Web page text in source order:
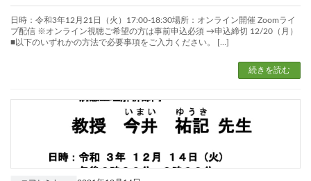
日時：令和3年12月21日（火）17:00-18:30場所：オンライン開催 Zoomライ
ブ配信 ※オンライン視聴ご希望の方は事前申込必須 →申込締切 12/20（月）
■以下のいずれかの方法で必要事項をご入力ください。 […]
続きを読む